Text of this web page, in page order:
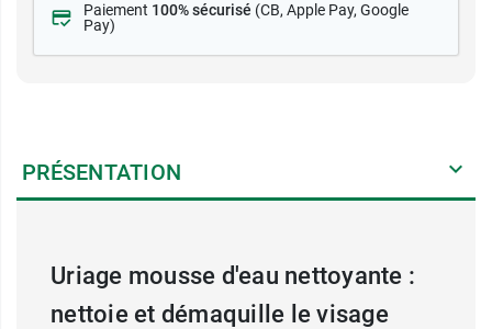
Paiement 100% sécurisé (CB, Apple Pay, Google
Pay)
PRÉSENTATION
Uriage mousse d'eau nettoyante :
nettoie et démaquille le visage